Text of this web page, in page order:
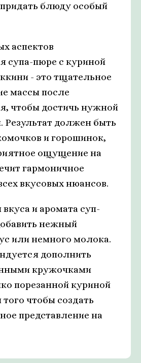
блюду особый
аспектов
супа-пюре с куриной
- это тщательное
массы после
чтобы достичь нужной
Результат должен быть
и горошинок,
ощущение на
гармоничное
вкусовых нюансов.
и аромата суп-
нежный
или немного молока.
дополнить
кружочками
порезанной куриной
чтобы создать
представление на